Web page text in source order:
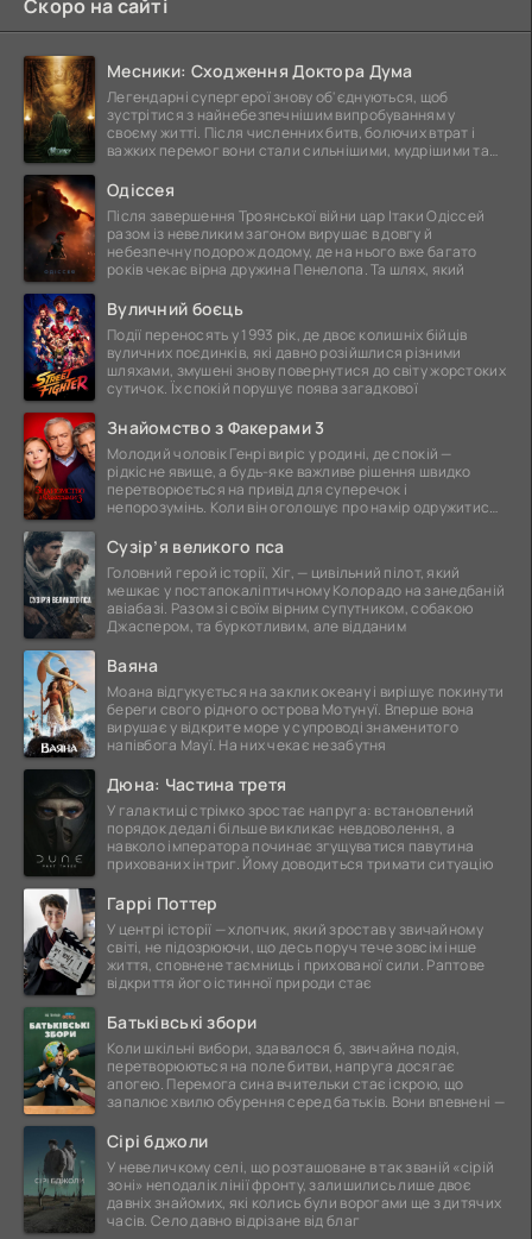
Скоро на сайті
Месники: Сходження Доктора Дума
Легендарні супергерої знову об'єднуються, щоб
зустрітися з найнебезпечнішим випробуванням у
своєму житті. Після численних битв, болючих втрат і
важких перемог вони стали сильнішими, мудрішими та
Одіссея
Після завершення Троянської війни цар Ітаки Одіссей
разом із невеликим загоном вирушає в довгу й
небезпечну подорож додому, де на нього вже багато
років чекає вірна дружина Пенелопа. Та шлях, який
Вуличний боєць
Події переносять у 1993 рік, де двоє колишніх бійців
вуличних поєдинків, які давно розійшлися різними
шляхами, змушені знову повернутися до світу жорстоких
сутичок. Їх спокій порушує поява загадкової
Знайомство з Факерами 3
Молодий чоловік Генрі виріс у родині, де спокій —
рідкісне явище, а будь-яке важливе рішення швидко
перетворюється на привід для суперечок і
непорозумінь. Коли він оголошує про намір одружитися,
Сузір’я великого пса
Головний герой історії, Хіг, — цивільний пілот, який
мешкає у постапокаліптичному Колорадо на занедбаній
авіабазі. Разом зі своїм вірним супутником, собакою
Джаспером, та буркотливим, але відданим
Ваяна
Моана відгукується на заклик океану і вирішує покинути
береги свого рідного острова Мотунуї. Вперше вона
вирушає у відкрите море у супроводі знаменитого
напівбога Мауї. На них чекає незабутня
Дюна: Частина третя
У галактиці стрімко зростає напруга: встановлений
порядок дедалі більше викликає невдоволення, а
навколо імператора починає згущуватися павутина
прихованих інтриг. Йому доводиться тримати ситуацію
Гаррі Поттер
У центрі історії — хлопчик, який зростав у звичайному
світі, не підозрюючи, що десь поруч тече зовсім інше
життя, сповнене таємниць і прихованої сили. Раптове
відкриття його істинної природи стає
Батьківські збори
Коли шкільні вибори, здавалося б, звичайна подія,
перетворюються на поле битви, напруга досягає
апогею. Перемога сина вчительки стає іскрою, що
запалює хвилю обурення серед батьків. Вони впевнені —
Сірі бджоли
У невеличкому селі, що розташоване в так званій «сірій
зоні» неподалік лінії фронту, залишились лише двоє
давніх знайомих, які колись були ворогами ще з дитячих
часів. Село давно відрізане від благ